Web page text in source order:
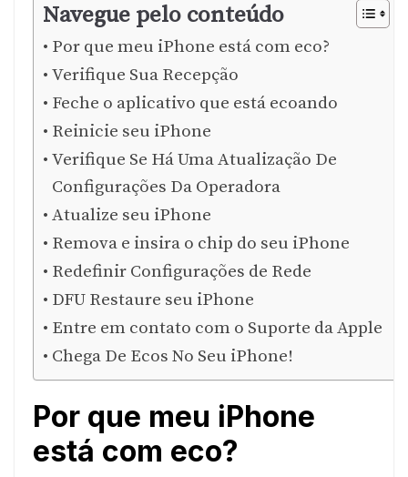
Navegue pelo conteúdo
Por que meu iPhone está com eco?
Verifique Sua Recepção
Feche o aplicativo que está ecoando
Reinicie seu iPhone
Verifique Se Há Uma Atualização De
Configurações Da Operadora
Atualize seu iPhone
Remova e insira o chip do seu iPhone
Redefinir Configurações de Rede
DFU Restaure seu iPhone
Entre em contato com o Suporte da Apple
Chega De Ecos No Seu iPhone!
Por que meu iPhone
está com eco?